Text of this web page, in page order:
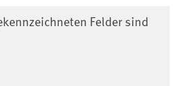
Felder sind